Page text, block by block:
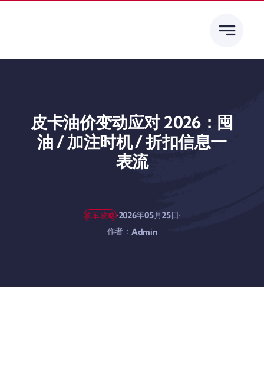
容
皮卡油价变动应对 2026：囤
油 / 加注时机 / 折扣信息一
表流
购车攻略·2026年05月25日·
作者： Admin